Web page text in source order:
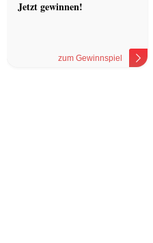
Jetzt gewinnen!
zum Gewinnspiel